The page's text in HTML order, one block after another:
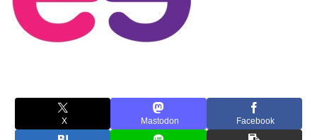
X Mastodon Facebook